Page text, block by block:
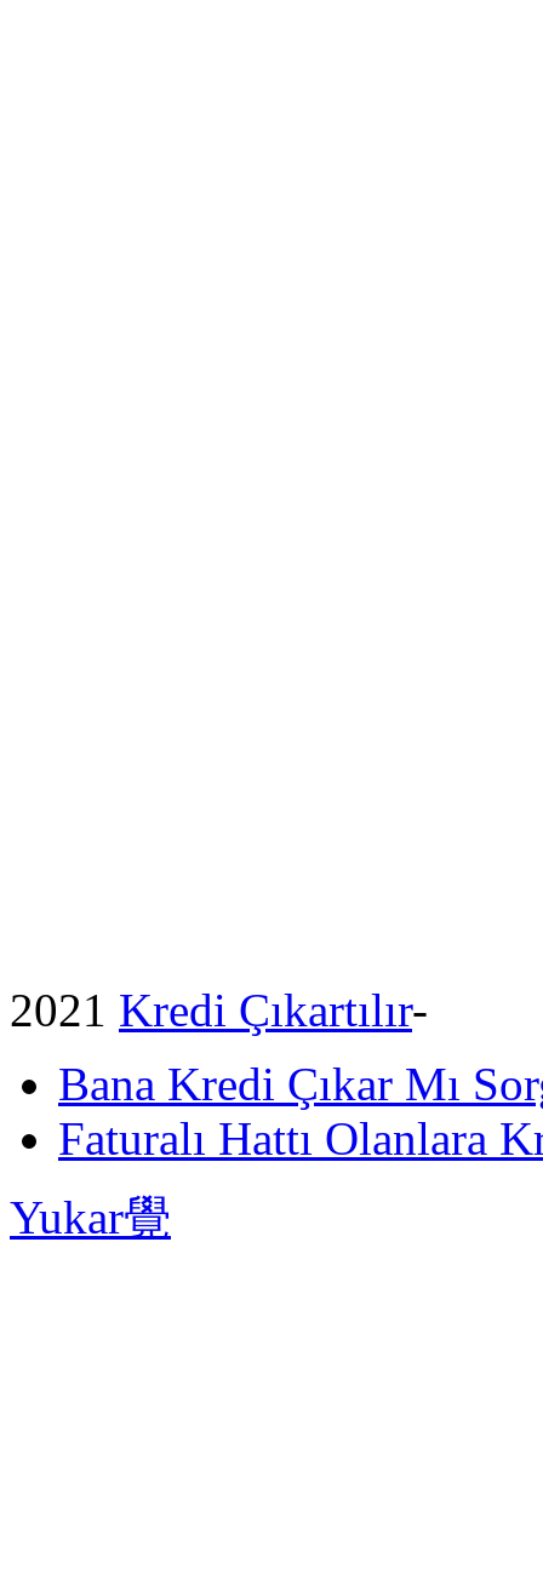
2021 Kredi Çıkartılır-
Bana Kredi Çıkar Mı
Faturalı Hattı Olanlara
Yukar覺